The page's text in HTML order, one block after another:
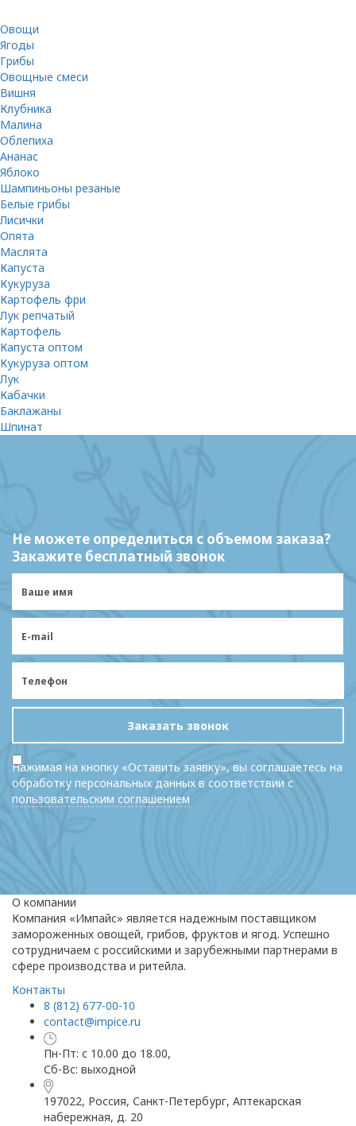
Овощи
Ягоды
Грибы
Овощные смеси
Вишня
Клубника
Малина
Облепиха
Ананас
Яблоко
Шампиньоны резаные
Белые грибы
Лисички
Опята
Маслята
Капуста
Кукуруза
Картофель фри
Лук репчатый
Картофель
Капуста оптом
Кукуруза оптом
Лук
Кабачки
Баклажаны
Шпинат
Не можете определиться с объемом заказа?
Закажите бесплатный звонок
Заказать звонок
Нажимая на кнопку «Оставить заявку», вы соглашаетесь на
обработку персональных данных в соответствии с
пользовательским соглашением
О компании
Компания «Импайс» является надежным поставщиком
замороженных овощей, грибов, фруктов и ягод. Успешно
сотрудничаем с российскими и зарубежными партнерами в
сфере производства и ритейла.
Контакты
8 (812) 677-00-10
contact@impice.ru
Пн-Пт: с 10.00 до 18.00,
Сб-Вс: выходной
197022, Россия, Санкт-Петербург, Аптекарская
набережная, д. 20